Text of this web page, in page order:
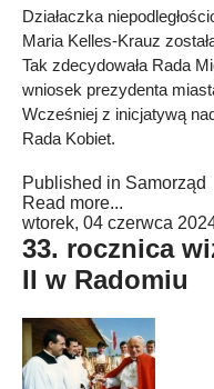
Działaczka
Maria Kelles-Krauz
Tak zdecydowała Rada
wniosek prezydenta
Wcześniej z inicjatywą
Rada Kobiet.
Published in Samorząd
Read more...
wtorek, 04 czerwca
33. rocznica
II w Radomiu